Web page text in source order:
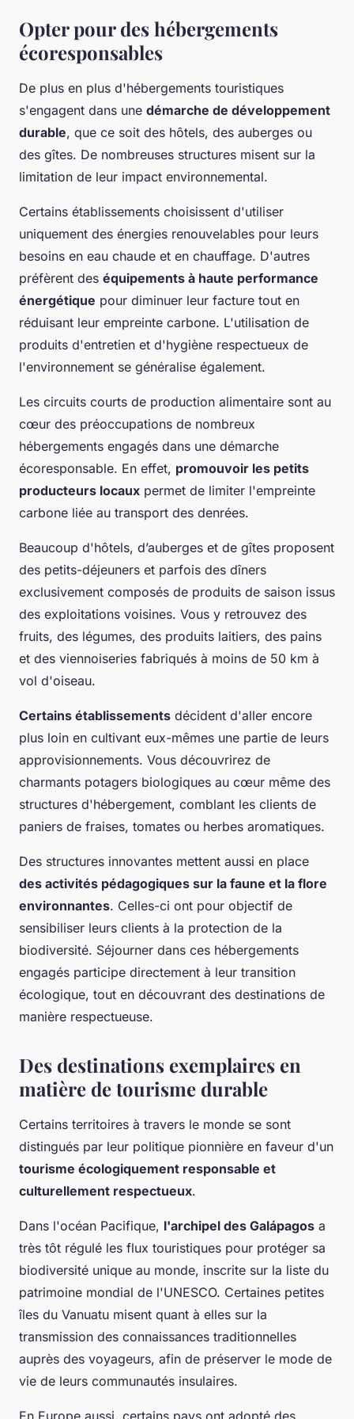
Opter pour des hébergements
écoresponsables
De plus en plus d'hébergements touristiques
s'engagent dans une démarche de développement
durable, que ce soit des hôtels, des auberges ou
des gîtes. De nombreuses structures misent sur la
limitation de leur impact environnemental.
Certains établissements choisissent d'utiliser
uniquement des énergies renouvelables pour leurs
besoins en eau chaude et en chauffage. D'autres
préfèrent des équipements à haute performance
énergétique pour diminuer leur facture tout en
réduisant leur empreinte carbone. L'utilisation de
produits d'entretien et d'hygiène respectueux de
l'environnement se généralise également.
Les circuits courts de production alimentaire sont au
cœur des préoccupations de nombreux
hébergements engagés dans une démarche
écoresponsable. En effet, promouvoir les petits
producteurs locaux permet de limiter l'empreinte
carbone liée au transport des denrées.
Beaucoup d'hôtels, d’auberges et de gîtes proposent
des petits-déjeuners et parfois des dîners
exclusivement composés de produits de saison issus
des exploitations voisines. Vous y retrouvez des
fruits, des légumes, des produits laitiers, des pains
et des viennoiseries fabriqués à moins de 50 km à
vol d'oiseau.
Certains établissements décident d'aller encore
plus loin en cultivant eux-mêmes une partie de leurs
approvisionnements. Vous découvrirez de
charmants potagers biologiques au cœur même des
structures d'hébergement, comblant les clients de
paniers de fraises, tomates ou herbes aromatiques.
Des structures innovantes mettent aussi en place
des activités pédagogiques sur la faune et la flore
environnantes. Celles-ci ont pour objectif de
sensibiliser leurs clients à la protection de la
biodiversité. Séjourner dans ces hébergements
engagés participe directement à leur transition
écologique, tout en découvrant des destinations de
manière respectueuse.
Des destinations exemplaires en
matière de tourisme durable
Certains territoires à travers le monde se sont
distingués par leur politique pionnière en faveur d'un
tourisme écologiquement responsable et
culturellement respectueux.
Dans l'océan Pacifique, l'archipel des Galápagos a
très tôt régulé les flux touristiques pour protéger sa
biodiversité unique au monde, inscrite sur la liste du
patrimoine mondial de l'UNESCO. Certaines petites
îles du Vanuatu misent quant à elles sur la
transmission des connaissances traditionnelles
auprès des voyageurs, afin de préserver le mode de
vie de leurs communautés insulaires.
En Europe aussi, certains pays ont adopté des